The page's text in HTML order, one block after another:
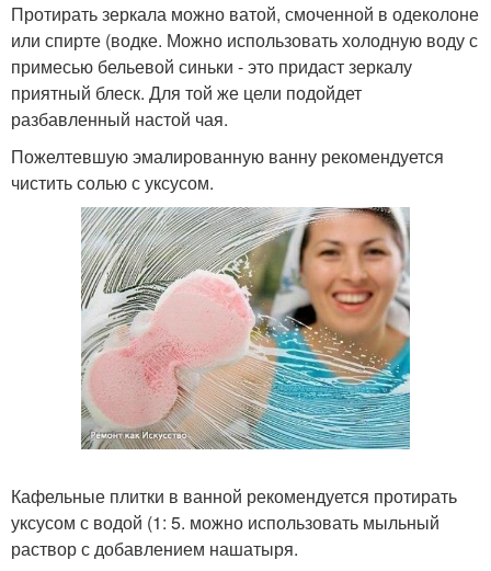
Протирать зеркала можно ватой, смоченной в одеколоне
или спирте (водке. Можно использовать холодную воду с
примесью бельевой синьки - это придаст зеркалу
приятный блеск. Для той же цели подойдет
разбавленный настой чая.
Пожелтевшую эмалированную ванну рекомендуется
чистить солью с уксусом.
Кафельные плитки в ванной рекомендуется протирать
уксусом с водой (1: 5. можно использовать мыльный
раствор с добавлением нашатыря.